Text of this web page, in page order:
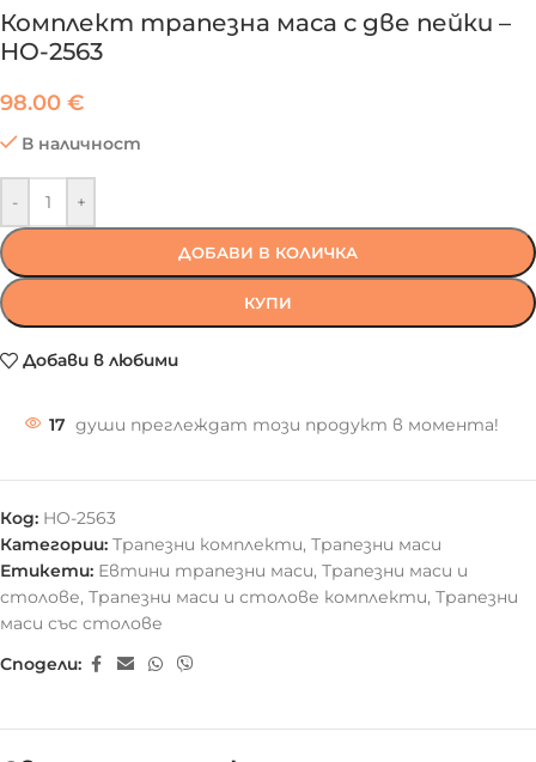
Комплект трапезна маса с две пейки –
HO-2563
98.00 €
В наличност
- +
ДОБАВИ В КОЛИЧКА
КУПИ
Добави в любими
17 души преглеждат този продукт в момента!
Код: HO-2563
Категории: Трапезни комплекти, Трапезни маси
Етикети: Евтини трапезни маси, Трапезни маси и
столове, Трапезни маси и столове комплекти, Трапезни
маси със столове
Сподели: